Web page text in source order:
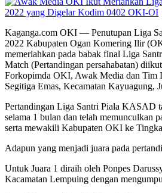
Kaganga.com OKI — Penutupan Liga
2022 Kabupaten Ogan Komering Ilir
memeriahkan pada babak final Liga
Match (Pertandingan persahabatan)
Forkopimda OKI, Awak Media dan Tim
Segitiga Emas, Kecamatan Kayuagung,
Pertandingan Liga Santri Piala KASAD
selama 1 bulan dan telah memunculkan
serta mewakili Kabupaten OKI ke
Adapun yang menjadi juara pada
Untuk Juara 1 diraih oleh Ponpes
Kacamatan Lempuing dengan